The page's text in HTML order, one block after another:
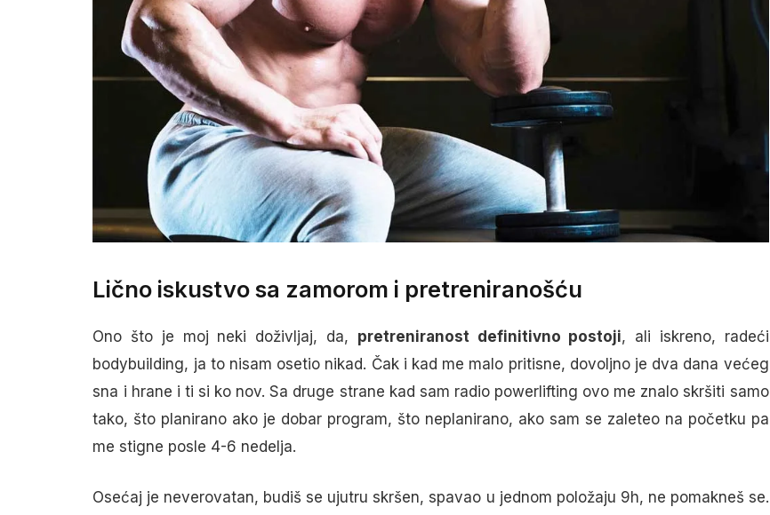
Lično iskustvo sa zamorom i pretreniranošću
Ono što je moj neki doživljaj, da, pretreniranost definitivno postoji, ali iskreno, radeći
bodybuilding, ja to nisam osetio nikad. Čak i kad me malo pritisne, dovoljno je dva dana većeg
sna i hrane i ti si ko nov. Sa druge strane kad sam radio powerlifting ovo me znalo skršiti samo
tako, što planirano ako je dobar program, što neplanirano, ako sam se zaleteo na početku pa
me stigne posle 4-6 nedelja.
Osećaj je neverovatan, budiš se ujutru skršen, spavao u jednom položaju 9h, ne pomakneš se.